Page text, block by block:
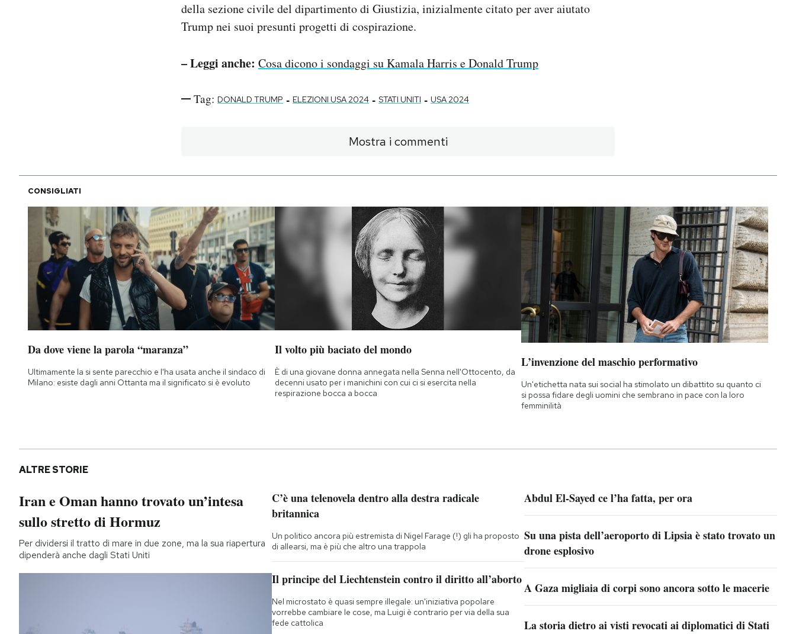
della sezione civile del dipartimento di Giustizia, inizialmente citato per aver aiutato
Trump nei suoi presunti progetti di cospirazione.
– Leggi anche: Cosa dicono i sondaggi su Kamala Harris e Donald Trump
Tag: DONALD TRUMP - ELEZIONI USA 2024 - STATI UNITI - USA 2024
Mostra i commenti
CONSIGLIATI
Da dove viene la parola “maranza”
Ultimamente la si sente parecchio e l'ha usata anche il sindaco di
Milano: esiste dagli anni Ottanta ma il significato si è evoluto
Il volto più baciato del mondo
È di una giovane donna annegata nella Senna nell'Ottocento, da
decenni usato per i manichini con cui ci si esercita nella
respirazione bocca a bocca
L’invenzione del maschio performativo
Un'etichetta nata sui social ha stimolato un dibattito su quanto ci
si possa fidare degli uomini che sembrano in pace con la loro
femminilità
ALTRE STORIE
Iran e Oman hanno trovato un’intesa
sullo stretto di Hormuz
Per dividersi il tratto di mare in due zone, ma la sua riapertura
dipenderà anche dagli Stati Uniti
C’è una telenovela dentro alla destra radicale
britannica
Un politico ancora più estremista di Nigel Farage (!) gli ha proposto
di allearsi, ma è più che altro una trappola
Il principe del Liechtenstein contro il diritto all’aborto
Nel microstato è quasi sempre illegale: un'iniziativa popolare
vorrebbe cambiare le cose, ma Luigi è contrario per via della sua
fede cattolica
Abdul El-Sayed ce l’ha fatta, per ora
Su una pista dell’aeroporto di Lipsia è stato trovato un
drone esplosivo
A Gaza migliaia di corpi sono ancora sotto le macerie
La storia dietro ai visti revocati ai diplomatici di Stati